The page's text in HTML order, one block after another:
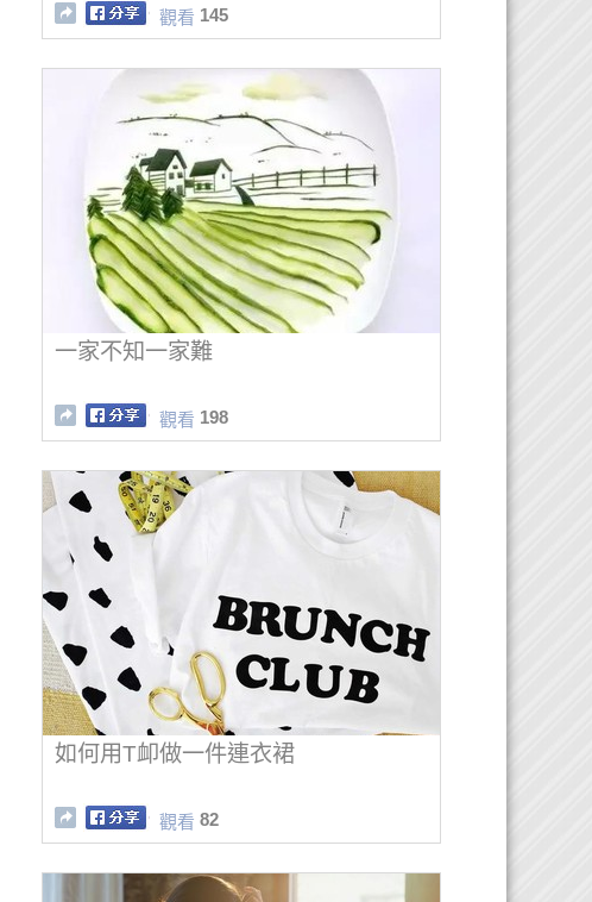
觀看 145
一家不知一家難
觀看 198
如何用T卹做一件連衣裙
觀看 82